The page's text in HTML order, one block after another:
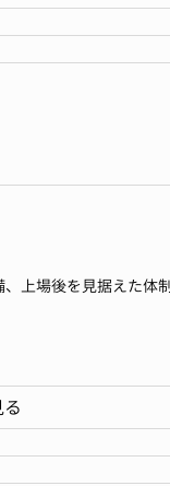
ています。
定して遂行できるオ
字」を届ける体制を
字づくりを追求してい
だきます。
リード
PMIを推進
上場後を見据えた体